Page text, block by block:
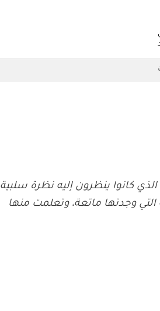
كانوا ينظرون إليه نظرة سلبية
وجدتها ماتعة، وتعلمت منها